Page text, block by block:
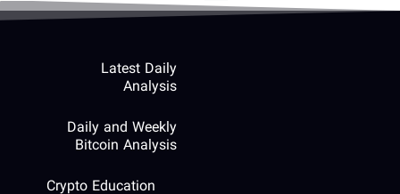
Latest Daily
Analysis
Daily and Weekly
Bitcoin Analysis
Crypto Education